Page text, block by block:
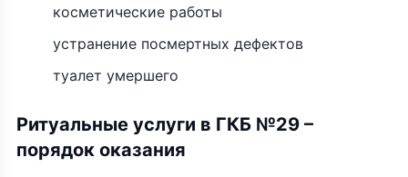
косметические работы
устранение посмертных дефектов
туалет умершего
Ритуальные услуги в ГКБ №29 –
порядок оказания